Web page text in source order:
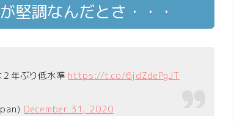
調なんだとさ・・・
年ぶり低水準 https://t.co/6jdZdePgJT
December 31, 2020